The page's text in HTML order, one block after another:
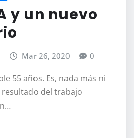
y un nuevo
Mar 26, 2020 0
55 años. Es, nada más ni
del trabajo